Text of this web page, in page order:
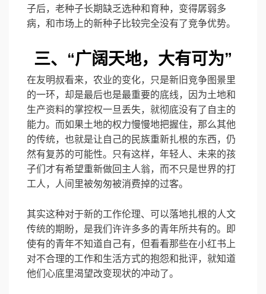
子后，老种子长期缺乏选种和育种，变得孱弱多
病，和市场上的新种子比较完全没有了竞争优势。
三、“广阔天地，大有可为”
在友明叔看来，农业的变化，只是新旧竞争图景里
的一环，却是最后也是最重要的底线，因为土地和
生产资料的掌控权一旦丢失，就彻底没有了自主的
能力。而如果土地的权力慢慢地把握住，那么其他
的传统，也就是让自己的民族重新扎根的东西，仍
然有复苏的可能性。只有这样，年轻人、未来的孩
子们才有希望重新做回主人翁，而不只是世界的打
工人，人间里被匆匆被消费掉的过客。
其实这种对于新的工作伦理、可以落地扎根的人文
传统的期盼，是我们许许多多的青年所共有的。即
使有的青年不知道自己有，但看看那些在小红书上
对不合理的工作和生活方式的抱怨和批评，就知道
他们心底里渴望改变现状的冲动了。